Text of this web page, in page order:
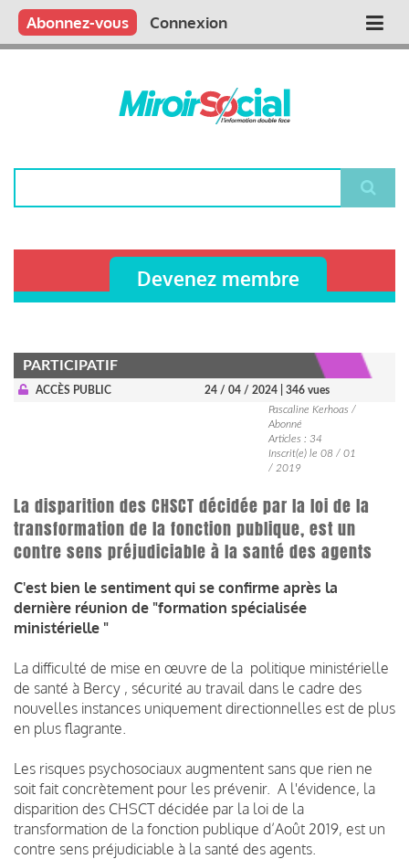
Aller
contenu
Main
Qui sommes nous ?
Vous publiez
Nous publions
Contactez-nous
Abonnez-vous Connexion
Devenez membre
PARTICIPATIF
ACCÈS PUBLIC 24 / 04 / 2024
| 346 vues
Pascaline Kerhoas /
Abonné
Articles : 34
Inscrit(e) le 08 / 01
/ 2019
La disparition des CHSCT décidée par la loi de la
transformation de la fonction publique, est un
contre sens préjudiciable à la santé des agents
C'est bien le sentiment qui se confirme après la
dernière réunion de "formation spécialisée
ministérielle "
La difficulté de mise en œuvre de la politique ministérielle
de santé à Bercy , sécurité au travail dans le cadre des
nouvelles instances uniquement directionnelles est de plus
en plus flagrante.
Les risques psychosociaux augmentent sans que rien ne
soit fait concrètement pour les prévenir. A l'évidence, la
disparition des CHSCT décidée par la loi de la
transformation de la fonction publique d’Août 2019, est un
contre sens préjudiciable à la santé des agents.